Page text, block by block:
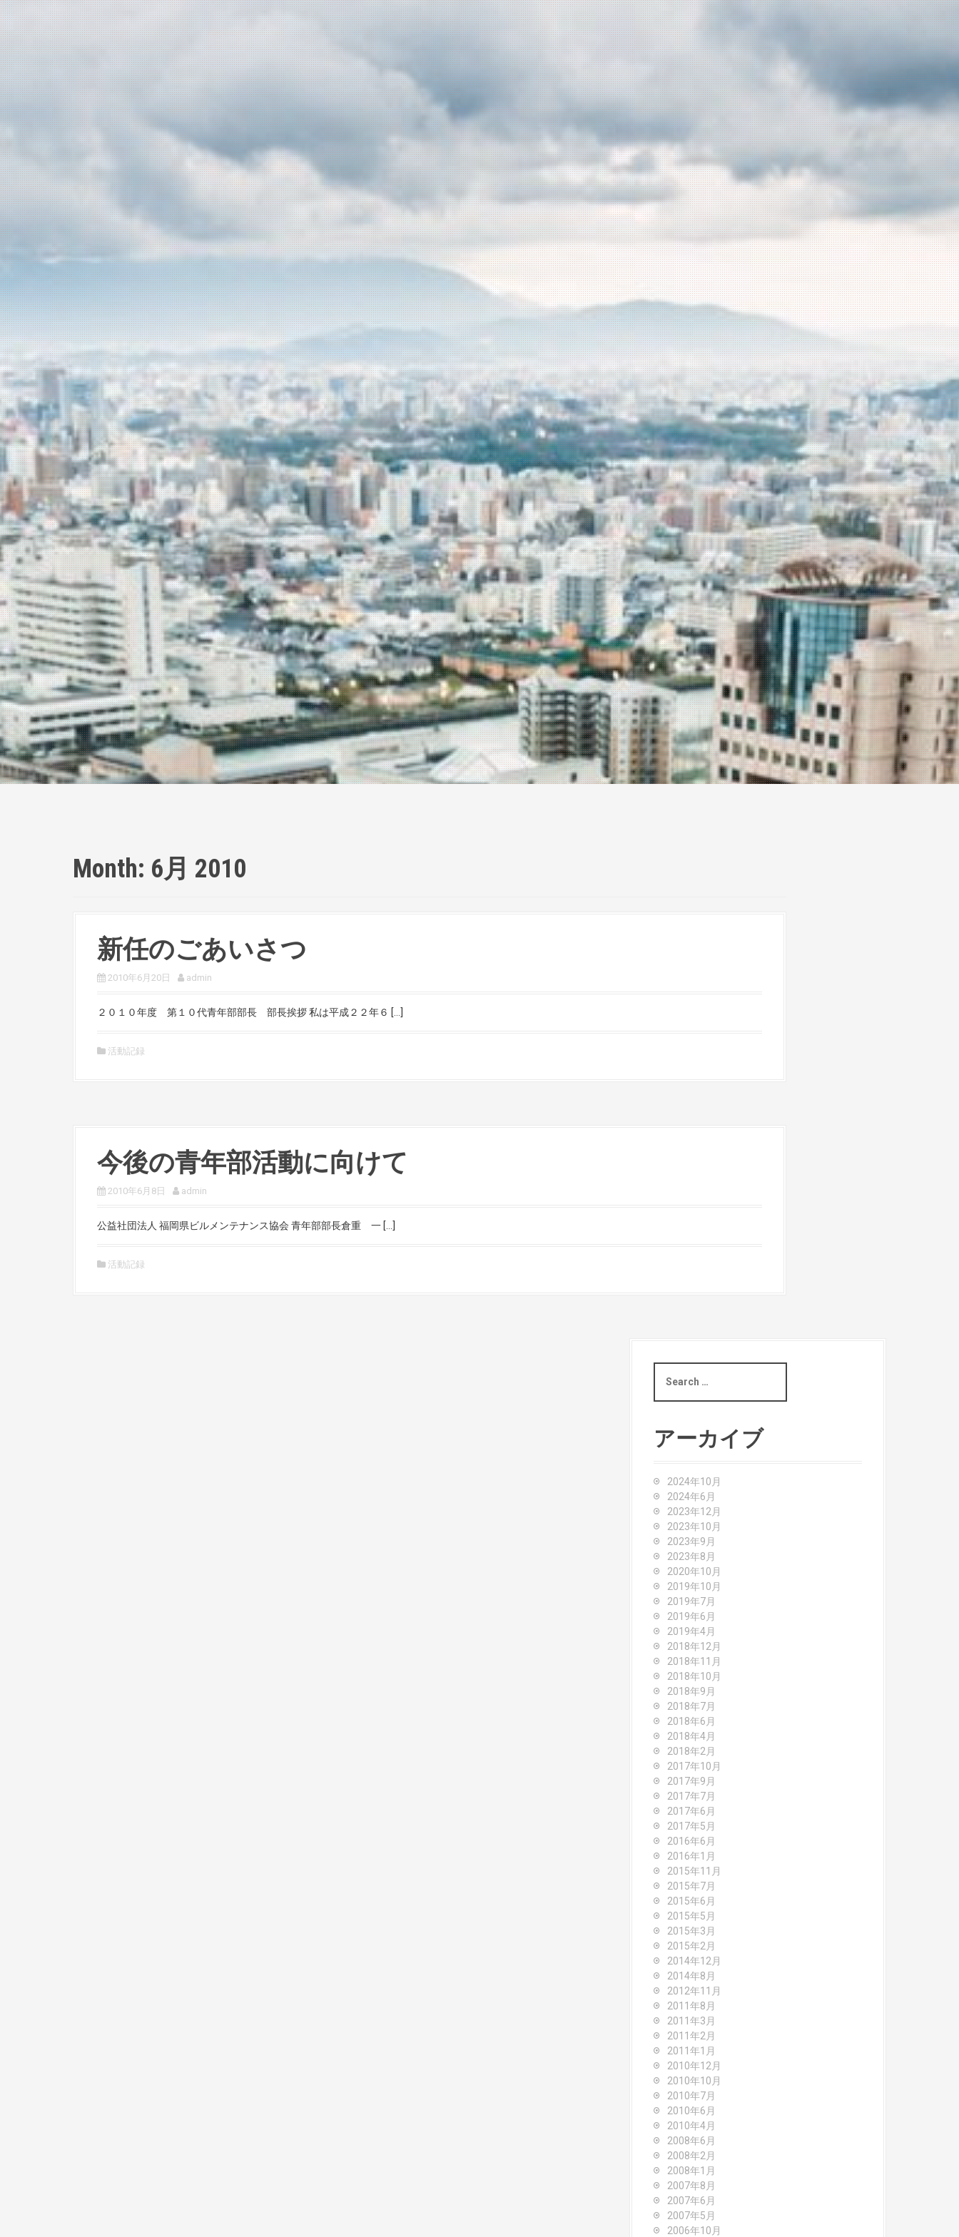
Month: 6月 2010
新任のごあいさつ
2010年6月20日 admin
２０１０年度 第１０代青年部部長 部長挨拶 私は平成２２年６ […]
活動記録
今後の青年部活動に向けて
2010年6月8日 admin
公益社団法人 福岡県ビルメンテナンス協会 青年部部長倉重 一 […]
活動記録
a
c
h
アーカイブ
2024年10月
2024年6月
2023年12月
2023年10月
2023年9月
2023年8月
2020年10月
2019年10月
2019年7月
2019年6月
2019年4月
2018年12月
2018年11月
2018年10月
2018年9月
2018年7月
2018年6月
2018年4月
2018年2月
2017年10月
2017年9月
2017年7月
2017年6月
2017年5月
2016年6月
2016年1月
2015年11月
2015年7月
2015年6月
2015年5月
2015年3月
2015年2月
2014年12月
2014年8月
2012年11月
2011年8月
2011年3月
2011年2月
2011年1月
2010年12月
2010年10月
2010年7月
2010年6月
2010年4月
2008年6月
2008年2月
2008年1月
2007年8月
2007年6月
2007年5月
2006年10月